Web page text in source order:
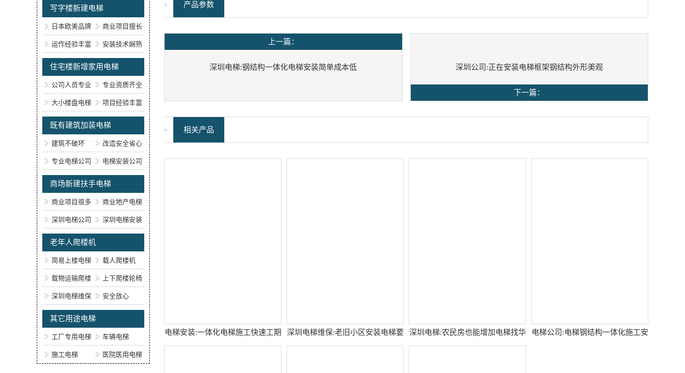
产品参数
下一篇：
深圳公司:正在安装电梯框架钢结构外形美观
上一篇：
深圳电梯:钢结构一体化电梯安装简单成本低
相关产品
电梯安装:一体化电梯施工快速工期
短
深圳电梯维保:老旧小区安装电梯要
找专业公
深圳电梯:农民房也能增加电梯找华
商电梯就
电梯公司:电梯钢结构一体化施工安
写字楼新建电梯
日本欧美品牌 商业项目擅长
运作经验丰富 安装技术娴熟
住宅楼新增家用电梯
公司人员专业 专业资质齐全
大小楼盘电梯 项目经验丰富
既有建筑加装电梯
建筑不破坏 改造安全省心
专业电梯公司 电梯安装公司
商场新建扶手电梯
商业项目很多 商业地产电梯
深圳电梯公司 深圳电梯安装
老年人爬楼机
简易上楼电梯 载人爬楼机
载物运输爬楼
机
上下爬楼轮椅
深圳电梯维保
公司
安全放心
其它用途电梯
工厂专用电梯 车辆电梯
施工电梯 医院医用电梯